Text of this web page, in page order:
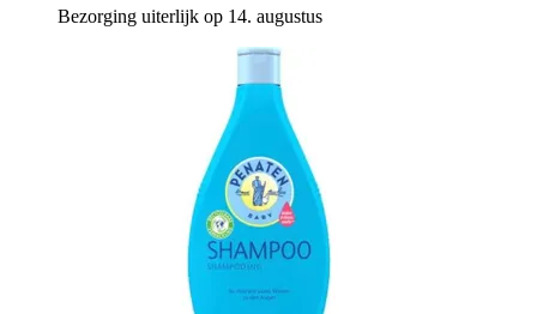
Bezorging uiterlijk op 14. augustus